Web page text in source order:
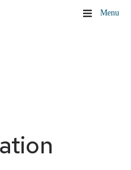
Menu